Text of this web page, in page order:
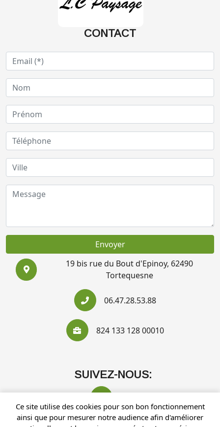
CONTACT
Envoyer
19 bis rue du Bout d'Epinoy, 62490
Tortequesne
06.47.28.53.88
824 133 128 00010
SUIVEZ-NOUS:
Ce site utilise des cookies pour son bon fonctionnement
ainsi que pour mesurer notre audience afin d'améliorer